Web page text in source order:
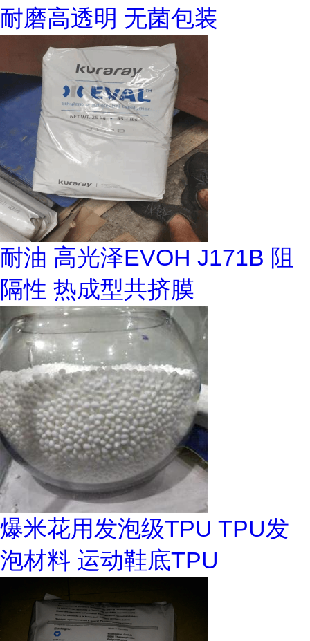
耐磨高透明 无菌包装
耐油 高光泽EVOH J171B 阻
隔性 热成型共挤膜
爆米花用发泡级TPU TPU发
泡材料 运动鞋底TPU